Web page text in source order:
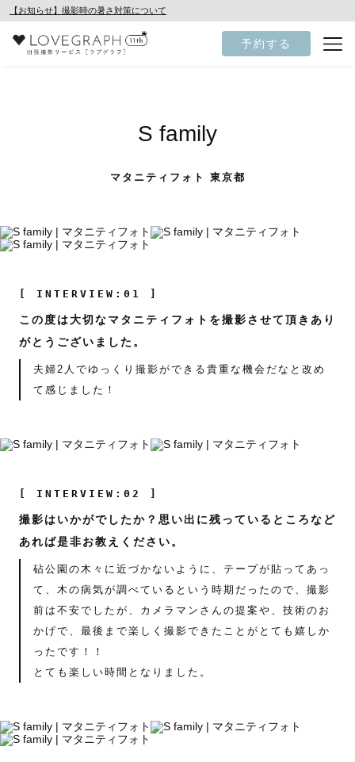
【お知らせ】撮影時の暑さ対策について
予約する
S family
マタニティフォト 東京都
[ INTERVIEW:01 ]
この度は大切なマタニティフォトを撮影させて頂きあり
がとうございました。
夫婦2人でゆっくり撮影ができる貴重な機会だなと改め
て感じました！
[ INTERVIEW:02 ]
撮影はいかがでしたか？思い出に残っているところなど
あれば是非お教えください。
砧公園の木々に近づかないように、テープが貼ってあっ
て、木の病気が調べているという時期だったので、撮影
前は不安でしたが、カメラマンさんの提案や、技術のお
かげで、最後まで楽しく撮影できたことがとても嬉しか
ったです！！
とても楽しい時間となりました。